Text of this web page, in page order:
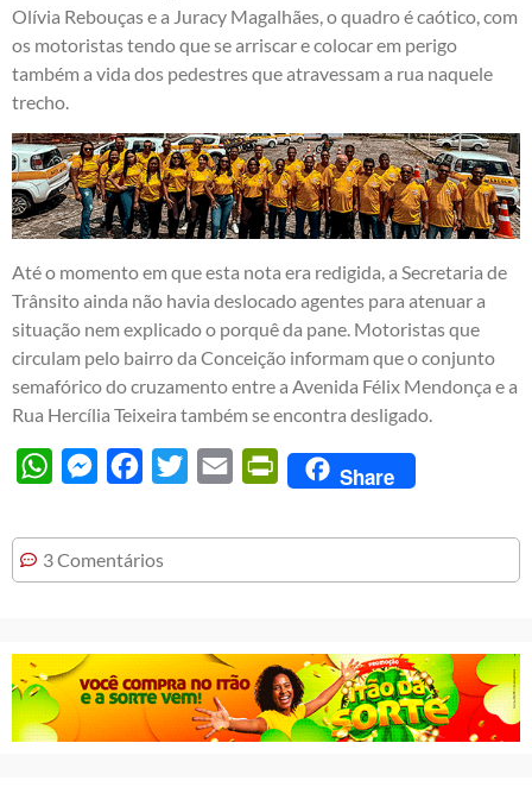
Olívia Rebouças e a Juracy Magalhães, o quadro é caótico, com
os motoristas tendo que se arriscar e colocar em perigo
também a vida dos pedestres que atravessam a rua naquele
trecho.
Até o momento em que esta nota era redigida, a Secretaria de
Trânsito ainda não havia deslocado agentes para atenuar a
situação nem explicado o porquê da pane. Motoristas que
circulam pelo bairro da Conceição informam que o conjunto
semafórico do cruzamento entre a Avenida Félix Mendonça e a
Rua Hercília Teixeira também se encontra desligado.
WhatsAppMessengerFacebook
Twitter Email PrintFriendly
Share
3 Comentários